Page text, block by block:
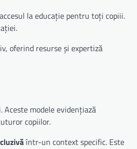
la educație pentru toți copiii.
oferind resurse și expertiză
modele evidențiază
copiilor.
într-un context specific. Este